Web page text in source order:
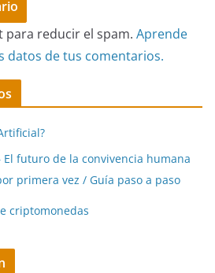
para reducir el spam. Aprende
datos de tus comentarios.
El futuro de la convivencia humana
primera vez / Guía paso a paso
criptomonedas